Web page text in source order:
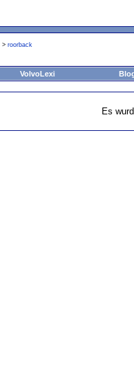
> roorback
VolvoLexi
Es